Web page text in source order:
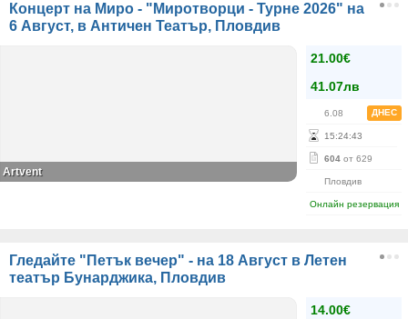
Концерт на Миро - "Миротворци - Турне 2026" на
6 Август, в Античен Театър, Пловдив
21.00€
41.07лв
6.08 ДНЕС
15:24:43
604 от 629
Пловдив
Онлайн резервация
Artvent
Гледайте "Петък вечер" - на 18 Август в Летен
театър Бунарджика, Пловдив
14.00€